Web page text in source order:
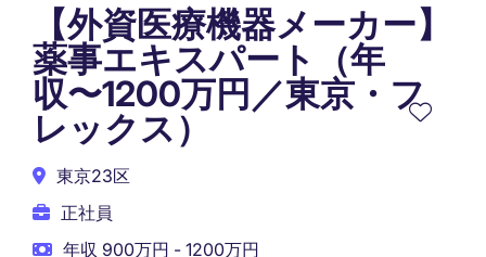
【外資医療機器メーカー】
薬事エキスパート（年
収〜1200万円／東京・フ
レックス）
東京23区
正社員
年収 900万円 - 1200万円